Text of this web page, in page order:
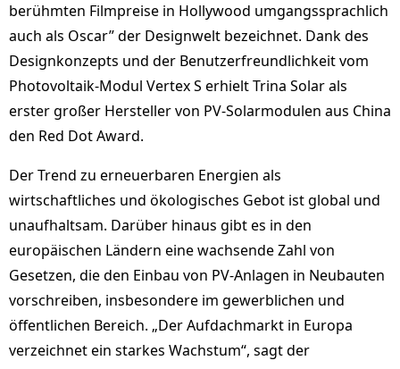
berühmten Filmpreise in Hollywood umgangssprachlich
auch als Oscar” der Designwelt bezeichnet. Dank des
Designkonzepts und der Benutzerfreundlichkeit vom
Photovoltaik-Modul Vertex S erhielt Trina Solar als
erster großer Hersteller von PV-Solarmodulen aus China
den Red Dot Award.
Der Trend zu erneuerbaren Energien als
wirtschaftliches und ökologisches Gebot ist global und
unaufhaltsam. Darüber hinaus gibt es in den
europäischen Ländern eine wachsende Zahl von
Gesetzen, die den Einbau von PV-Anlagen in Neubauten
vorschreiben, insbesondere im gewerblichen und
öffentlichen Bereich. „Der Aufdachmarkt in Europa
verzeichnet ein starkes Wachstum“, sagt der